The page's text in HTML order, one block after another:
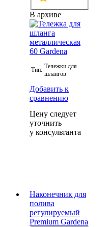
В архиве
Тип: Тележки для
шлангов
Добавить к
сравнению
Цену следует
уточнить
у консультанта
Наконечник для
полива
регулируемый
Premium Gardena